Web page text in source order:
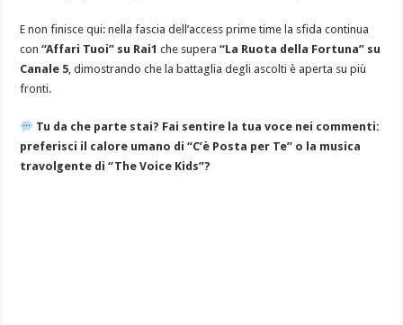
E non finisce qui: nella fascia dell’access prime time la sfida continua
con“Affari Tuoi” su Rai1 che supera“La Ruota della Fortuna” su
Canale 5, dimostrando che la battaglia degli ascolti è aperta su più
fronti.
Tu da che parte stai? Fai sentire la tua voce nei commenti:
preferisci il calore umano di “C’è Posta per Te” o la musica
travolgente di “The Voice Kids”?